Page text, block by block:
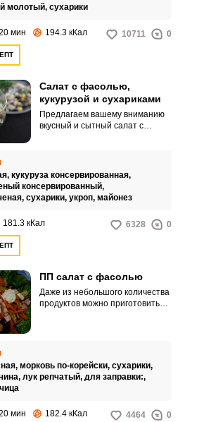
молотый, сухарики
мин 194.3 кКал 10711 0
Салат с фасолью,
кукурузой и сухариками
Предлагаем вашему вниманию
вкусный и сытный салат с
если в доме есть запас
консервов.
кукуруза консервированная,
консервированный,
сухарики, укроп, майонез
181.3 кКал 6328 0
ПП салат с фасолью
Даже из небольшого количества
продуктов можно приготовить
предлагается майонез и
горчица, но вы можете заменить
майонез растительным маслом
морковь по-корейски, сухарики,
лук репчатый, для заправки:,
мин 182.4 кКал 4464 0